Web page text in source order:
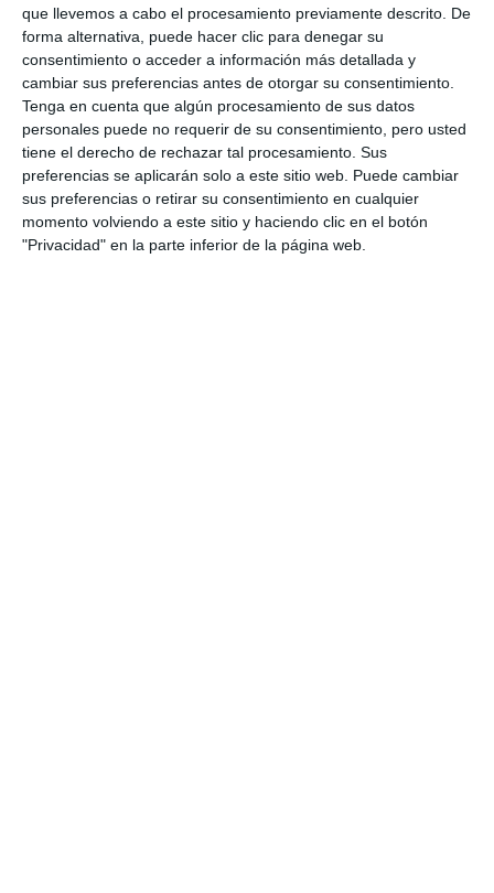
que llevemos a cabo el procesamiento previamente descrito. De
forma alternativa, puede hacer clic para denegar su
consentimiento o acceder a información más detallada y
cambiar sus preferencias antes de otorgar su consentimiento.
Tenga en cuenta que algún procesamiento de sus datos
personales puede no requerir de su consentimiento, pero usted
tiene el derecho de rechazar tal procesamiento. Sus
preferencias se aplicarán solo a este sitio web. Puede cambiar
sus preferencias o retirar su consentimiento en cualquier
momento volviendo a este sitio y haciendo clic en el botón
"Privacidad" en la parte inferior de la página web.